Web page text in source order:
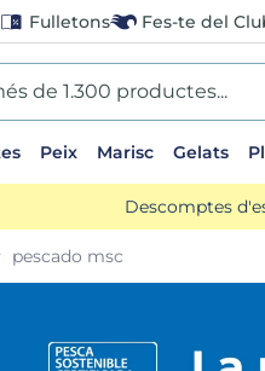
Fulletons Fes-te del
1.300 productes...
Peix Marisc Gelats
Descomptes
pescado msc